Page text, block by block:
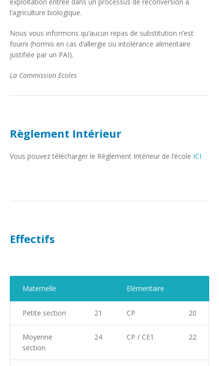
l’agriculture biologique.
Nous vous informons qu’aucun repas de substitution n’est
fourni (hormis en cas d’allergie ou intolérance alimentaire
justifiée par un PAI).
La Commission Ecoles
Règlement Intérieur
Vous pouvez télécharger le Règlement Intérieur de l’école ICI
Effectifs
Maternelle Elémentaire
Petite section 21 CP 20
Moyenne
section
24 CP / CE1 22